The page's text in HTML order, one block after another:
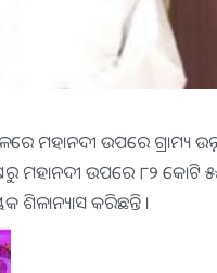
ମହାନଦୀ ଉପରେ ଗ୍ରାମ୍ୟ
ମହାନଦୀ ଉପରେ ୮୨
ଶିଳାନ୍ୟାସ କରିଛନ୍ତି ।